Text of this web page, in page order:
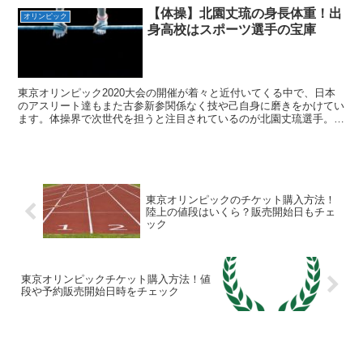
オリンピック
【体操】北園丈琉の身長体重！出
身高校はスポーツ選手の宝庫
東京オリンピック2020大会の開催が着々と近付いてくる中で、日本
のアスリート達もまた古参新参関係なく技や己自身に磨きをかけてい
ます。体操界で次世代を担うと注目されているのが北園丈琉選手。最
東京オリンピックのチケット購入方法！
陸上の値段はいくら？販売開始日もチェ
ック
東京オリンピックチケット購入方法！値
段や予約販売開始日時をチェック